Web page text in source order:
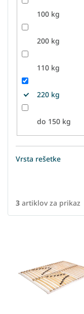
100 kg
200 kg
110 kg
220 kg
do 150 kg
Vrsta rešetke
3 artiklov za prikaz